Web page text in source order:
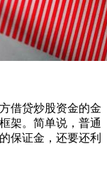
借贷炒股资金的金
架。简单说，普通
保证金，还要还利